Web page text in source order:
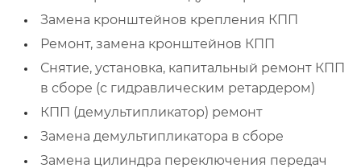
Замена кронштейнов крепления КПП
Ремонт, замена кронштейнов КПП
Снятие, установка, капитальный ремонт КПП
в сборе (с гидравлическим ретардером)
КПП (демультипликатор) ремонт
Замена демультипликатора в сборе
Замена цилиндра переключения передач